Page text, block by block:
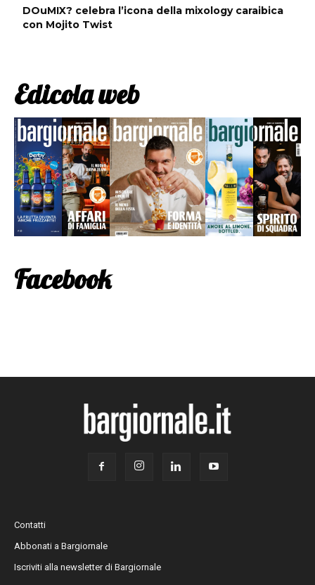
DOuMIX? celebra l’icona della mixology caraibica
con Mojito Twist
Edicola web
Facebook
Contatti
Abbonati a Bargiornale
Iscriviti alla newsletter di Bargiornale